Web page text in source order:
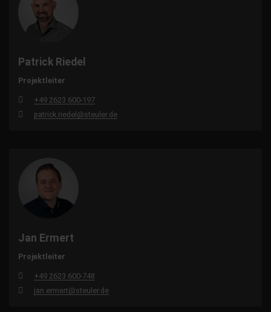
Patrick Riedel
Projektleiter
+49 2623 600-197
patrick.riedel@steuler.de
Jan Ermert
Projektleiter
+49 2623 600-748
jan.ermert@steuler.de